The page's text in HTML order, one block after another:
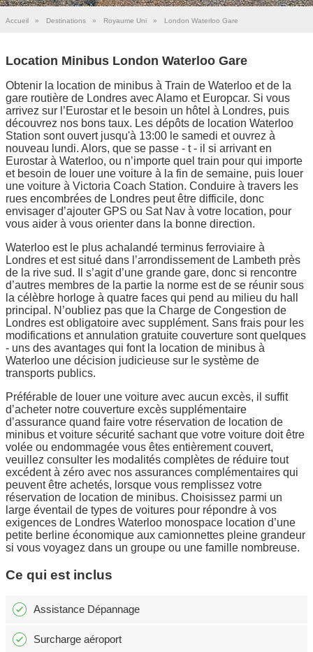
Accueil » Destinations » Royaume Uni » London Waterloo Gare
Location Minibus London Waterloo Gare
Obtenir la location de minibus à Train de Waterloo et de la
gare routière de Londres avec Alamo et Europcar. Si vous
arrivez sur l’Eurostar et le besoin un hôtel à Londres, puis
découvrez nos bons taux. Les dépôts de location Waterloo
Station sont ouvert jusqu'à 13:00 le samedi et ouvrez à
nouveau lundi. Alors, que se passe - t - il si arrivant en
Eurostar à Waterloo, ou n’importe quel train pour qui importe
et besoin de louer une voiture à la fin de semaine, puis louer
une voiture à Victoria Coach Station. Conduire à travers les
rues encombrées de Londres peut être difficile, donc
envisager d’ajouter GPS ou Sat Nav à votre location, pour
vous aider à vous orienter dans la bonne direction.
Waterloo est le plus achalandé terminus ferroviaire à
Londres et est situé dans l’arrondissement de Lambeth près
de la rive sud. Il s’agit d’une grande gare, donc si rencontre
d’autres membres de la partie la norme est de se réunir sous
la célèbre horloge à quatre faces qui pend au milieu du hall
principal. N’oubliez pas que la Charge de Congestion de
Londres est obligatoire avec supplément. Sans frais pour les
modifications et annulation gratuite couverture sont quelques
- uns des avantages qui font la location de minibus à
Waterloo une décision judicieuse sur le système de
transports publics.
Préférable de louer une voiture avec aucun excès, il suffit
d’acheter notre couverture excès supplémentaire
d’assurance quand faire votre réservation de location de
minibus et voiture sécurité sachant que votre voiture doit être
volée ou endommagée vous êtes entièrement couvert,
veuillez consulter les modalités complètes de réduire tout
excédent à zéro avec nos assurances complémentaires qui
peuvent être achetés, lorsque vous remplissez votre
réservation de location de minibus. Choisissez parmi un
large éventail de types de voitures pour répondre à vos
exigences de Londres Waterloo monospace location d’une
petite berline économique aux camionnettes pleine grandeur
si vous voyagez dans un groupe ou une famille nombreuse.
Ce qui est inclus
Assistance Dépannage
Surcharge aéroport